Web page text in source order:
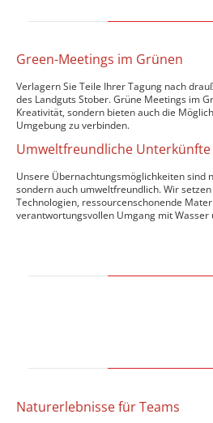
Green-Meetings im Grünen
Verlagern Sie Teile Ihrer Tagung nach
des Landguts Stober. Grüne Meetings im
Kreativität, sondern bieten auch die
Umgebung zu verbinden.
Umweltfreundliche Unterkünfte
Unsere Übernachtungsmöglichkeiten sind
sondern auch umweltfreundlich. Wir
Technologien, ressourcenschonende
verantwortungsvollen Umgang mit Wasser
Naturerlebnisse für Teams